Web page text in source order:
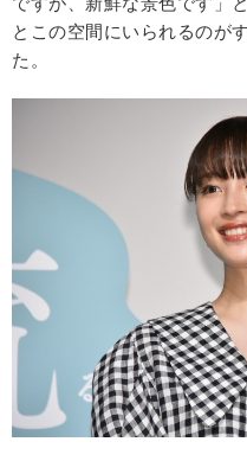
とこの空間にいられるのが
た。